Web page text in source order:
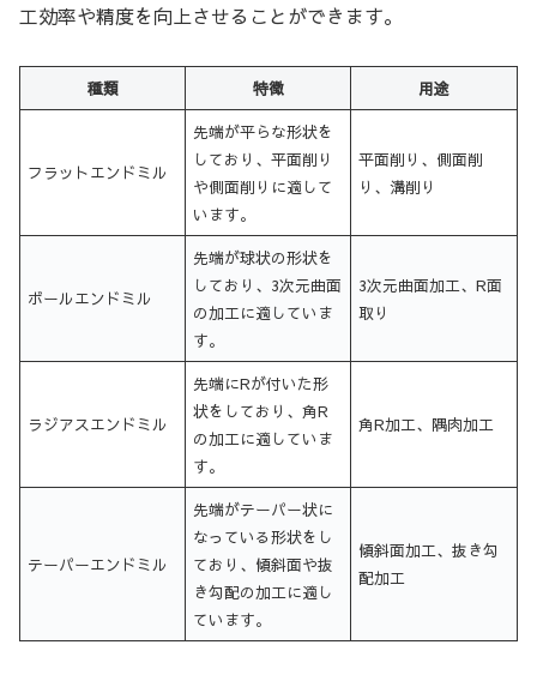
工効率や精度を向上させることができます。
種類 特徴 用途
フラットエンドミル
先端が平らな形状を
しており、平面削り
や側面削りに適して
います。
平面削り、側面削
り、溝削り
ボールエンドミル
先端が球状の形状を
しており、3次元曲面
の加工に適していま
す。
3次元曲面加工、R面
取り
ラジアスエンドミル
先端にRが付いた形
状をしており、角R
の加工に適していま
す。
角R加工、隅肉加工
テーパーエンドミル
先端がテーパー状に
なっている形状をし
ており、傾斜面や抜
き勾配の加工に適し
ています。
傾斜面加工、抜き勾
配加工